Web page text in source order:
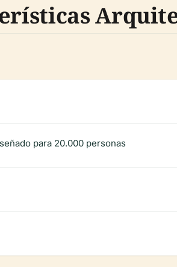
para 20.000 personas